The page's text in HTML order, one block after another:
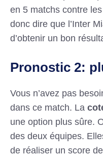
en 5 matchs contre
donc dire que l’Inter
d’obtenir un bon
Pronostic 2:
Vous n’avez pas
dans ce match. La
une option plus sûre.
des deux équipes.
de réaliser un score